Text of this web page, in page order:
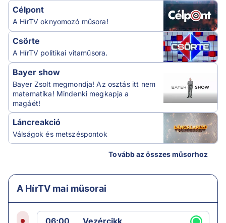
Célpont
A HírTV oknyomozó műsora!
Csörte
A HírTV politikai vitaműsora.
Bayer show
Bayer Zsolt megmondja! Az osztás itt nem
matematika! Mindenki megkapja a
magáét!
Láncreakció
Válságok és metszéspontok
Tovább az összes műsorhoz
A HírTV mai műsorai